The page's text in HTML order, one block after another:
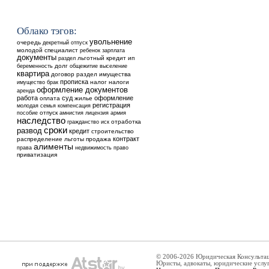
Облако тэгов:
очередь декретный отпуск увольнение
молодой специалист ребенок зарплата
документы раздел льготный кредит ип
беременность долг общежитие выселение
квартира договор раздел имущества
имущество брак прописка налог налоги
аренда оформление документов
работа оплата суд жилье оформление
молодая семья компенсация регистрация
пособие отпуск амнистия лицензия армия
наследство гражданство иск отработка
развод сроки кредит строительство
распределение льготы продажа контракт
права алименты недвижимость право
приватизация
© 2006-2026 Юридическая
Юристы, адвокаты, юридические